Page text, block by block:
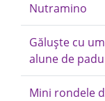
Nutramino
Găluște cu
alune de
Mini rondele